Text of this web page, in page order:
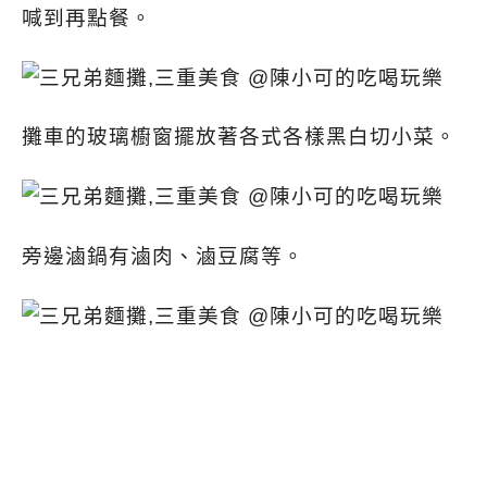
喊到再點餐。
攤車的玻璃櫥窗擺放著各式各樣黑白切小菜。
旁邊滷鍋有滷肉、滷豆腐等。